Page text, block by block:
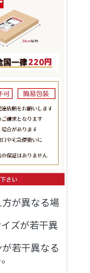
が異なる場
ズが若干異
若干異なる